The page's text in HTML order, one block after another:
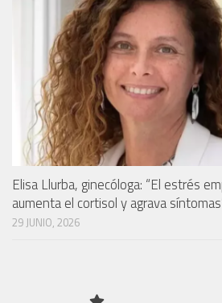
Elisa Llurba, ginecóloga: “El estrés
aumenta el cortisol y agrava
29 JUNIO, 2026